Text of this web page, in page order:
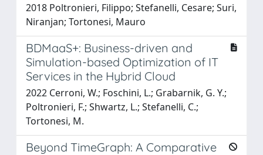
2018 Poltronieri, Filippo; Stefanelli, Cesare; Suri,
Niranjan; Tortonesi, Mauro
BDMaaS+: Business-driven and
Simulation-based Optimization of IT
Services in the Hybrid Cloud
2022 Cerroni, W.; Foschini, L.; Grabarnik, G. Y.;
Poltronieri, F.; Shwartz, L.; Stefanelli, C.;
Tortonesi, M.
Beyond TimeGraph: A Comparative